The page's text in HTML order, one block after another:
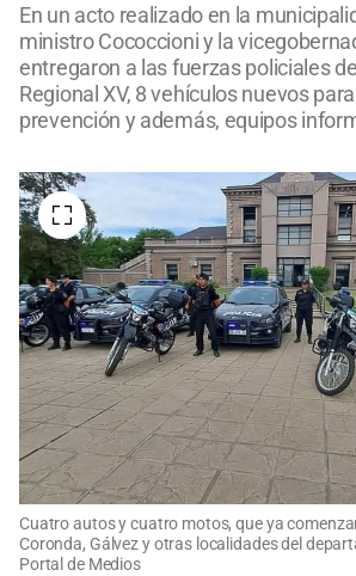
En un acto realizado en la
ministro Cococcioni y la
entregaron a las fuerzas policiales
Regional XV, 8 vehículos nuevos
prevención y además, equipos
Cuatro autos y cuatro motos, que ya
Coronda, Gálvez y otras localidades del
Portal de Medios